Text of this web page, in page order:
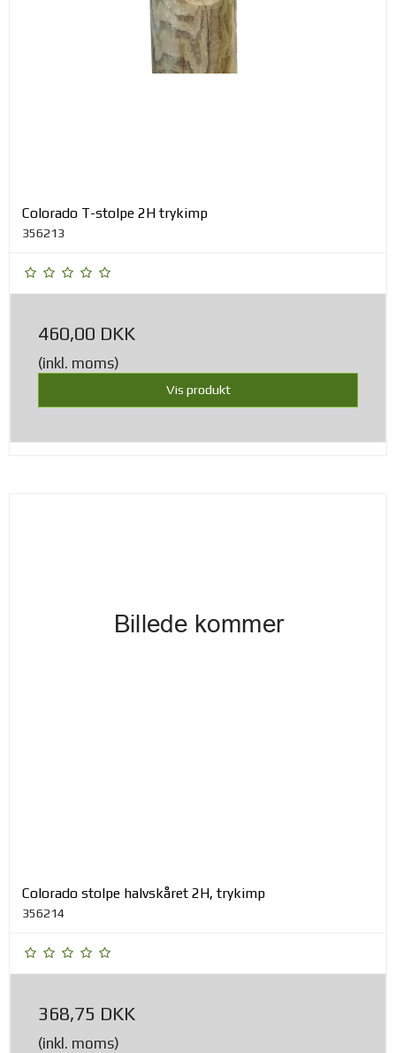
Colorado T-stolpe 2H trykimp
356213
460,00 DKK
(inkl. moms)
Vis produkt
Colorado stolpe halvskåret 2H, trykimp
356214
368,75 DKK
(inkl. moms)